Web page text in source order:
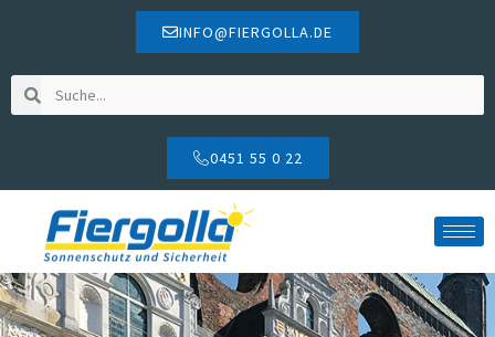
INFO@FIERGOLLA.DE
0451 55 0 22